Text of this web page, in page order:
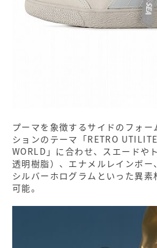
プーマを象徴するサイドのフォー
ションのテーマ「RETRO
WORLD」に合わせ、スエードや
透明樹脂）、エナメルレインボー
シルバーホログラムといった異
可能。